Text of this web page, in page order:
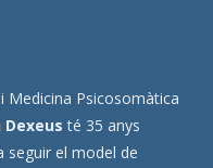
Medicina Psicosomàtica
té 35 anys
seguir el model de